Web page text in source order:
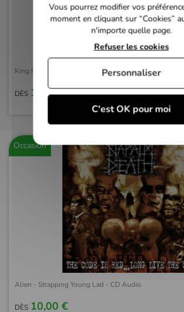
King Fleshgod - Apocalypse -CD Audio
DÈS 10,00 €
Occasion
Alien - Strapping Young Lad - CD Audio
DÈS 10,00 €
Vous pourrez modifier vos
moment en cliquant sur “Cookies”
n'importe quelle page.
C'est OK pour moi
Refuser les cookies
Personnaliser